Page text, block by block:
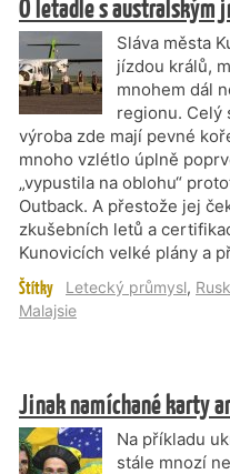
O letadle s australským
Sláva města
jízdou králů,
mnohem dál
regionu. Celý
výroba zde mají pevné
mnoho vzlétlo úplně
„vypustila na oblohu“
Outback. A přestože jej
zkušebních letů a
Kunovicích velké plány a
Štítky Letecký průmysl,
Malajsie
Jinak namíchané karty
Na příkladu
stále mnozí